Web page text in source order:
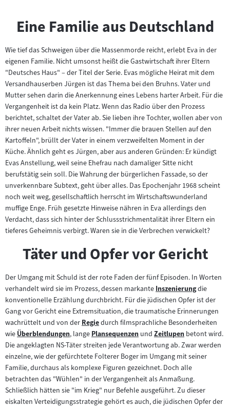
Eine Familie aus Deutschland
Wie tief das Schweigen über die Massenmorde reicht, erlebt Eva in der
eigenen Familie. Nicht umsonst heißt die Gastwirtschaft ihrer Eltern
"Deutsches Haus" – der Titel der Serie. Evas mögliche Heirat mit dem
Versandhauserben Jürgen ist das Thema bei den Bruhns. Vater und
Mutter sehen darin die Anerkennung eines Lebens harter Arbeit. Für die
Vergangenheit ist da kein Platz. Wenn das Radio über den Prozess
berichtet, schaltet der Vater ab. Sie lieben ihre Tochter, wollen aber von
ihrer neuen Arbeit nichts wissen. "Immer die brauen Stellen auf den
Kartoffeln", brüllt der Vater in einem verzweifelten Moment in der
Küche. Ähnlich geht es Jürgen, aber aus anderen Gründen: Er kündigt
Evas Anstellung, weil seine Ehefrau nach damaliger Sitte nicht
berufstätig sein soll. Die Wahrung der bürgerlichen Fassade, so der
unverkennbare Subtext, geht über alles. Das Epochenjahr 1968 scheint
noch weit weg, gesellschaftlich herrscht im Wirtschaftswunderland
muffige Enge. Früh gesetzte Hinweise nähren in Eva allerdings den
Verdacht, dass sich hinter der Schlussstrichmentalität ihrer Eltern ein
tieferes Geheimnis verbirgt. Waren sie in die Verbrechen verwickelt?
Täter und Opfer vor Gericht
Der Umgang mit Schuld ist der rote Faden der fünf Episoden. In Worten
verhandelt wird sie im Prozess, dessen markanteZum
Inhalt:
Inszenierungdie
konventionelle Erzählung durchbricht. Für die jüdischen Opfer ist der
Gang vor Gericht eine Extremsituation, die traumatische Erinnerungen
wachrüttelt und von derZum
Inhalt:
Regiedurch filmsprachliche Besonderheiten
wieZum
Inhalt:
Überblendungen, langeZum
Inhalt:
Plansequenzen und Zum
Inhalt:
Zeitlupen betont wird.
Die angeklagten NS-Täter streiten jede Verantwortung ab. Zwar werden
einzelne, wie der gefürchtete Folterer Boger im Umgang mit seiner
Familie, durchaus als komplexe Figuren gezeichnet. Doch alle
betrachten das "Wühlen" in der Vergangenheit als Anmaßung.
Schließlich hätten sie "im Krieg" nur Befehle ausgeführt. Zu dieser
eiskalten Verteidigungsstrategie gehört es auch, die jüdischen Opfer der